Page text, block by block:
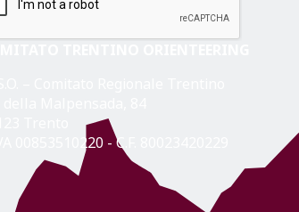
00853510220 - C.F. 80023420229